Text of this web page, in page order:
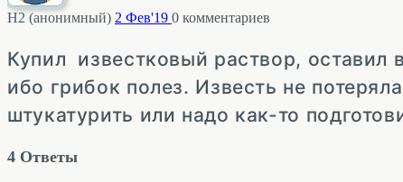
Н2 (анонимный) 2 Фев'19 0 комментариев
Купил известковый раствор, оставил
ибо грибок полез. Известь не
штукатурить или надо как-то
4 Ответы